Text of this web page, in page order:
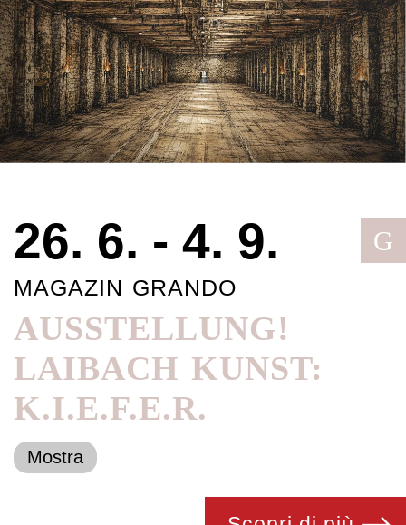
26. 6. - 4. 9. G
MAGAZIN GRANDO
AUSSTELLUNG!
LAIBACH KUNST:
K.I.E.F.E.R.
Mostra